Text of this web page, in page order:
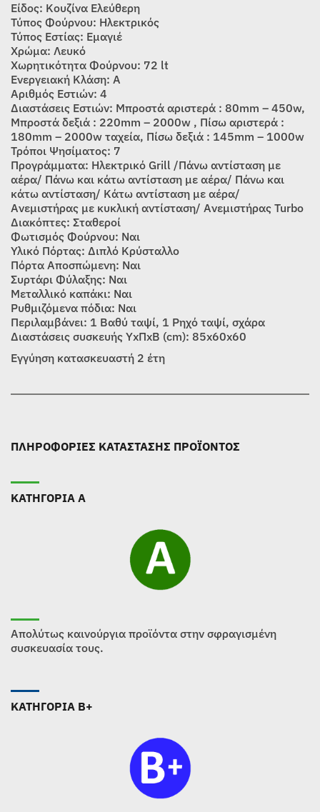
Είδος: Κουζίνα Ελεύθερη
Τύπος Φούρνου: Ηλεκτρικός
Τύπος Εστίας: Εμαγιέ
Χρώμα: Λευκό
Χωρητικότητα Φούρνου: 72 lt
Ενεργειακή Κλάση: Α
Αριθμός Εστιών: 4
Διαστάσεις Εστιών: Μπροστά αριστερά : 80mm – 450w,
Μπροστά δεξιά : 220mm – 2000w , Πίσω αριστερά :
180mm – 2000w ταχεία, Πίσω δεξιά : 145mm – 1000w
Τρόποι Ψησίματος: 7
Προγράμματα: Ηλεκτρικό Grill /Πάνω αντίσταση με
αέρα/ Πάνω και κάτω αντίσταση με αέρα/ Πάνω και
κάτω αντίσταση/ Κάτω αντίσταση με αέρα/
Ανεμιστήρας με κυκλική αντίσταση/ Ανεμιστήρας Turbo
Διακόπτες: Σταθεροί
Φωτισμός Φούρνου: Ναι
Υλικό Πόρτας: Διπλό Κρύσταλλο
Πόρτα Αποσπώμενη: Ναι
Συρτάρι Φύλαξης: Ναι
Μεταλλικό καπάκι: Ναι
Ρυθμιζόμενα πόδια: Ναι
Περιλαμβάνει: 1 Βαθύ ταψί, 1 Ρηχό ταψί, σχάρα
Διαστάσεις συσκευής ΥxΠxΒ (cm): 85x60x60
Εγγύηση κατασκευαστή 2 έτη
ΠΛΗΡΟΦΟΡΙΕΣ ΚΑΤΑΣΤΑΣΗΣ ΠΡΟΪΟΝΤΟΣ
ΚΑΤΗΓΟΡΙΑ Α
Απολύτως καινούργια προϊόντα στην σφραγισμένη
συσκευασία τους.
ΚΑΤΗΓΟΡΙΑ B+